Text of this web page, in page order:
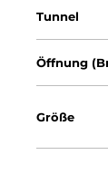
Tunnel
Öffnung
Größe